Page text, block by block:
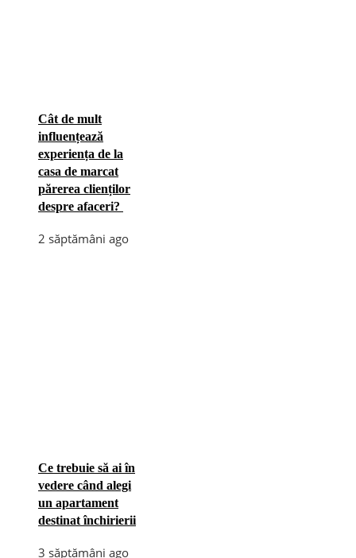
Cât de mult
influențează
experiența de la
casa de marcat
părerea clienților
despre afaceri?
2 săptămâni ago
Ce trebuie să ai în
vedere când alegi
un apartament
destinat închirierii
3 săptămâni ago